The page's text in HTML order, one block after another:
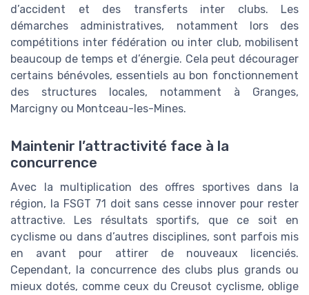
d’accident et des transferts inter clubs. Les
démarches administratives, notamment lors des
compétitions inter fédération ou inter club, mobilisent
beaucoup de temps et d’énergie. Cela peut décourager
certains bénévoles, essentiels au bon fonctionnement
des structures locales, notamment à Granges,
Marcigny ou Montceau-les-Mines.
Maintenir l’attractivité face à la
concurrence
Avec la multiplication des offres sportives dans la
région, la FSGT 71 doit sans cesse innover pour rester
attractive. Les résultats sportifs, que ce soit en
cyclisme ou dans d’autres disciplines, sont parfois mis
en avant pour attirer de nouveaux licenciés.
Cependant, la concurrence des clubs plus grands ou
mieux dotés, comme ceux du Creusot cyclisme, oblige